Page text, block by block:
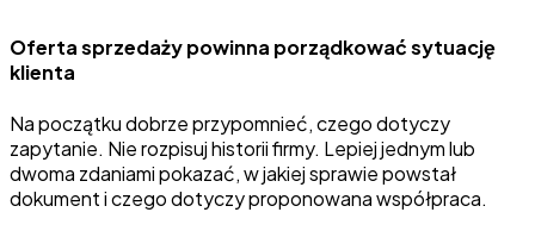
Oferta sprzedaży powinna porządkować sytuację
klienta
Na początku dobrze przypomnieć, czego dotyczy
zapytanie. Nie rozpisuj historii firmy. Lepiej jednym lub
dwoma zdaniami pokazać, w jakiej sprawie powstał
dokument i czego dotyczy proponowana współpraca.